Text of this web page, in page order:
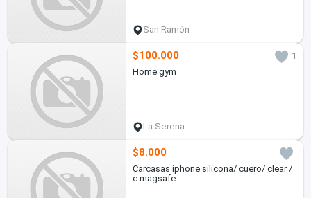
San Ramón
$100.000
1
Home gym
La Serena
$8.000
Carcasas iphone silicona/ cuero/ clear /
c magsafe